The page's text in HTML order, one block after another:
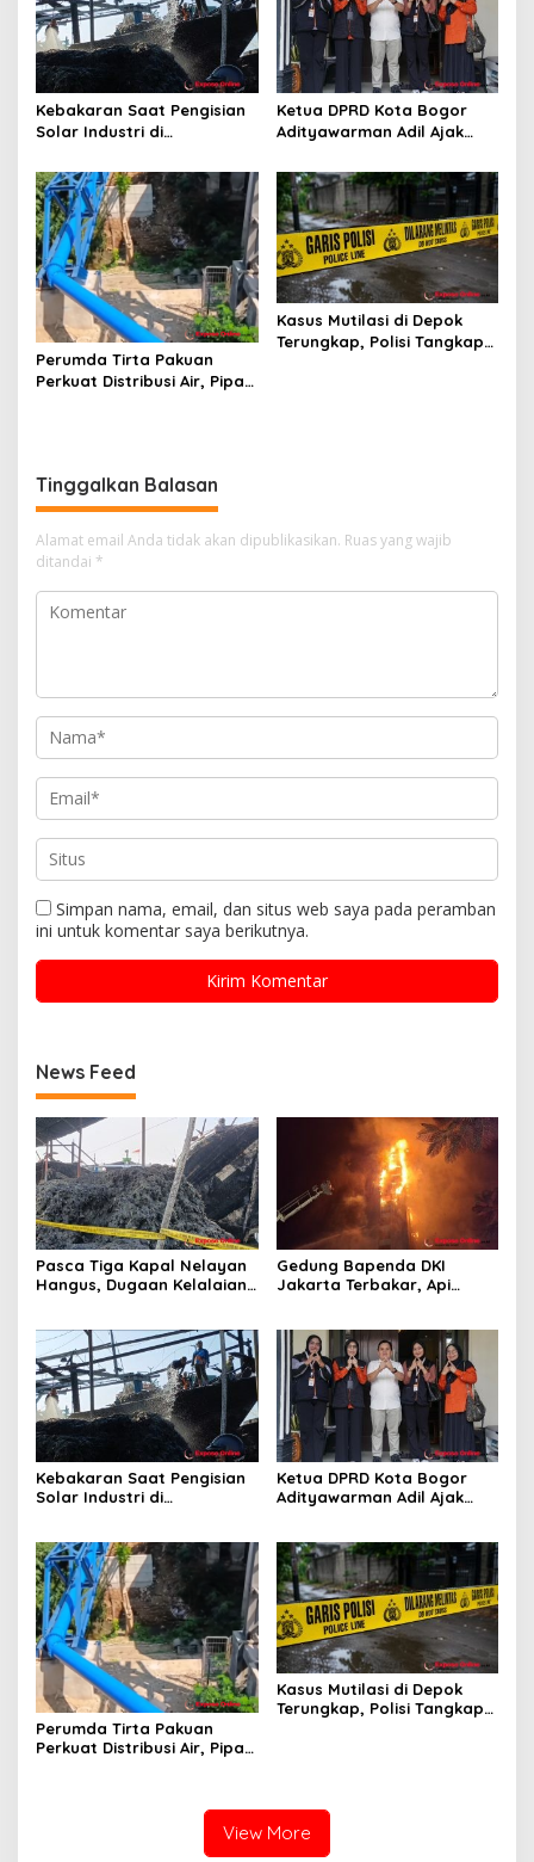
Kebakaran Saat Pengisian
Solar Industri di
Nelayan Hangus, Polisi
Diminta Usut Tuntas
Ketua DPRD Kota Bogor
Adityawarman Adil Ajak
Ekonomi 2026
Perumda Tirta Pakuan
Perkuat Distribusi Air, Pipa
Kasus Mutilasi di Depok
Terungkap, Polisi Tangkap
Tinggalkan Balasan
Alamat email Anda tidak akan dipublikasikan. Ruas yang wajib
ditandai *
Simpan nama, email, dan situs web saya pada peramban
ini untuk komentar saya berikutnya.
News Feed
Pasca Tiga Kapal Nelayan
Hangus, Dugaan Kelalaian
Gedung Bapenda DKI
Jakarta Terbakar, Api
Kebakaran Saat Pengisian
Solar Industri di
Diminta Usut Tuntas
Ketua DPRD Kota Bogor
Adityawarman Adil Ajak
Perumda Tirta Pakuan
Perkuat Distribusi Air, Pipa
Kasus Mutilasi di Depok
Terungkap, Polisi Tangkap
View More